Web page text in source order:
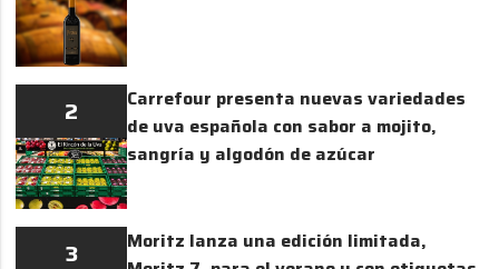
2
Carrefour presenta nuevas variedades
de uva española con sabor a mojito,
sangría y algodón de azúcar
3
Moritz lanza una edición limitada,